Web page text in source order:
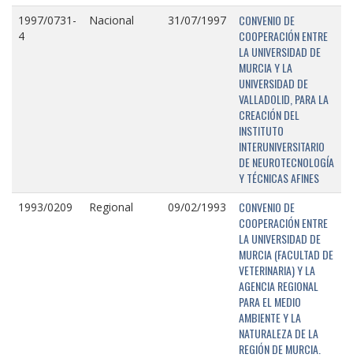
1997/0731-
4
Nacional 31/07/1997
CONVENIO DE
COOPERACIÓN ENTRE
LA UNIVERSIDAD DE
MURCIA Y LA
UNIVERSIDAD DE
VALLADOLID, PARA LA
CREACIÓN DEL
INSTITUTO
INTERUNIVERSITARIO
DE NEUROTECNOLOGÍA
Y TÉCNICAS AFINES
1993/0209 Regional 09/02/1993
CONVENIO DE
COOPERACIÓN ENTRE
LA UNIVERSIDAD DE
MURCIA (FACULTAD DE
VETERINARIA) Y LA
AGENCIA REGIONAL
PARA EL MEDIO
AMBIENTE Y LA
NATURALEZA DE LA
REGIÓN DE MURCIA.